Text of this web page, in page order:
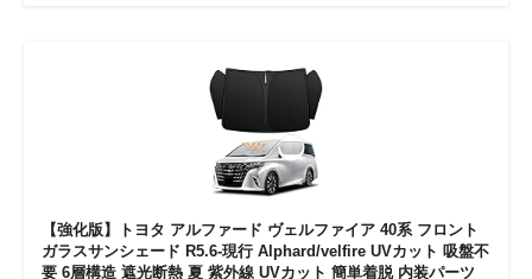
【強化版】トヨタ アルファード ヴェルファイア 40系 フロント
ガラスサンシェード R5.6-現行 Alphard/velfire UVカット 吸盤不
要 6層構造 遮光断熱 夏 紫外線 UVカット 簡単着脱 内装パーツ